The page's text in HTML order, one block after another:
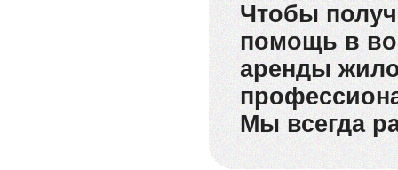
Чтобы
помощь в
аренды
Мы всегда